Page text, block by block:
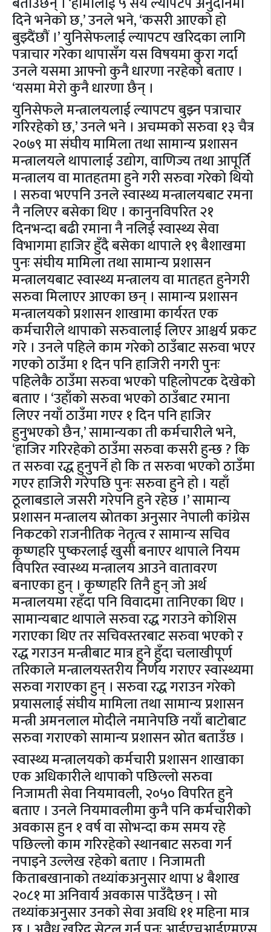
दिने भनेको छ,’ उनले भने, ‘कसरी आएको हो
बुझ्दैंछौं ।’ युनिसेफलाई ल्यापटप खरिदका लागि
पत्राचार गरेका थापासँग यस विषयमा कुरा गर्दा
उनले यसमा आफ्नो कुनै धारणा नरहेको बताए ।
‘यसमा मेरो कुनै धारणा छैन् ।
युनिसेफले मन्त्रालयलाई ल्यापटप बुझ्न पत्राचार
गरिरहेको छ,’ उनले भने । अचम्मको सरुवा १३ चैत्र
२०७९ मा संघीय मामिला तथा सामान्य प्रशासन
मन्त्रालयले थापालाई उद्योग, वाणिज्य तथा आपूर्ति
मन्त्रालय वा मातहतमा हुने गरी सरुवा गरेको थियो
। सरुवा भएपनि उनले स्वास्थ्य मन्त्रालयबाट रमना
नै नलिएर बसेका थिए । कानुनविपरित २१
दिनभन्दा बढी रमाना नै नलिई स्वास्थ्य सेवा
विभागमा हाजिर हुँदै बसेका थापाले १९ बैशाखमा
पुनः संघीय मामिला तथा सामान्य प्रशासन
मन्त्रालयबाट स्वास्थ्य मन्त्रालय वा मातहत हुनेगरी
सरुवा मिलाएर आएका छन् । सामान्य प्रशासन
मन्त्रालयको प्रशासन शाखामा कार्यरत एक
कर्मचारीले थापाको सरुवालाई लिएर आश्चर्य प्रकट
गरे । उनले पहिले काम गरेको ठाउँबाट सरुवा भएर
गएको ठाउँमा १ दिन पनि हाजिरी नगरी पुनः
पहिलेकै ठाउँमा सरुवा भएको पहिलोपटक देखेको
बताए । ‘उहाँको सरुवा भएको ठाउँबाट रमाना
लिएर नयाँ ठाउँमा गएर १ दिन पनि हाजिर
हुनुभएको छैन,’ सामान्यका ती कर्मचारीले भने,
‘हाजिर गरिरहेको ठाउँमा सरुवा कसरी हुन्छ ? कि
त सरुवा रद्ध हुनुपर्ने हो कि त सरुवा भएको ठाउँमा
गएर हाजिरी गरेपछि पुनः सरुवा हुने हो । यहाँ
ठूलाबडाले जसरी गरेपनि हुने रहेछ ।’ सामान्य
प्रशासन मन्त्रालय स्रोतका अनुसार नेपाली कांग्रेस
निकटको राजनीतिक नेतृत्व र सामान्य सचिव
कृष्णहरि पुष्करलाई खुसी बनाएर थापाले नियम
विपरित स्वास्थ्य मन्त्रालय आउने वातावरण
बनाएका हुन् । कृष्णहरि तिनै हुन् जो अर्थ
मन्त्रालयमा रहँदा पनि विवादमा तानिएका थिए ।
सामान्यबाट थापाले सरुवा रद्ध गराउने कोशिस
गराएका थिए तर सचिवस्तरबाट सरुवा भएको र
रद्ध गराउन मन्त्रीबाट मात्र हुने हुँदा चलाखीपूर्ण
तरिकाले मन्त्रालयस्तरीय निर्णय गराएर स्वास्थ्यमा
सरुवा गराएका हुन् । सरुवा रद्ध गराउन गरेको
प्रयासलाई संघीय मामिला तथा सामान्य प्रशासन
मन्त्री अमनलाल मोदीले नमानेपछि नयाँ बाटोबाट
सरुवा गराएको सामान्य प्रशासन स्रोत बताउँछ ।
स्वास्थ्य मन्त्रालयको कर्मचारी प्रशासन शाखाका
एक अधिकारीले थापाको पछिल्लो सरुवा
निजामती सेवा नियमावली, २०५० विपरित हुने
बताए । उनले नियमावलीमा कुनै पनि कर्मचारीको
अवकास हुन १ वर्ष वा सोभन्दा कम समय रहे
पछिल्लो काम गरिरहेको स्थानबाट सरुवा गर्न
नपाइने उल्लेख रहेको बताए । निजामती
किताबखानाको तथ्यांकअनुसार थापा ४ बैशाख
२०८१ मा अनिवार्य अवकास पाउँदैछन् । सो
तथ्यांकअनुसार उनको सेवा अवधि ११ महिना मात्र